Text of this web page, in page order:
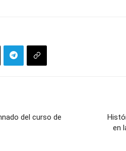
del curso de
en